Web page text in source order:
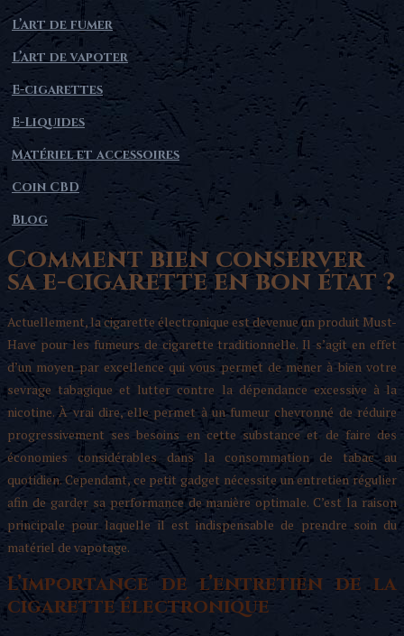
L’art de fumer
L’art de vapoter
E-cigarettes
E-Liquides
Matériel et accessoires
Coin CBD
Blog
Comment bien conserver
sa e-cigarette en bon état ?
Actuellement, la cigarette électronique est devenue un produit Must-
Have pour les fumeurs de cigarette traditionnelle. Il s’agit en effet
d’un moyen par excellence qui vous permet de mener à bien votre
sevrage tabagique et lutter contre la dépendance excessive à la
nicotine. À vrai dire, elle permet à un fumeur chevronné de réduire
progressivement ses besoins en cette substance et de faire des
économies considérables dans la consommation de tabac au
quotidien. Cependant, ce petit gadget nécessite un entretien régulier
afin de garder sa performance de manière optimale. C’est la raison
principale pour laquelle il est indispensable de prendre soin du
matériel de vapotage.
L’importance de l’entretien de la
cigarette électronique